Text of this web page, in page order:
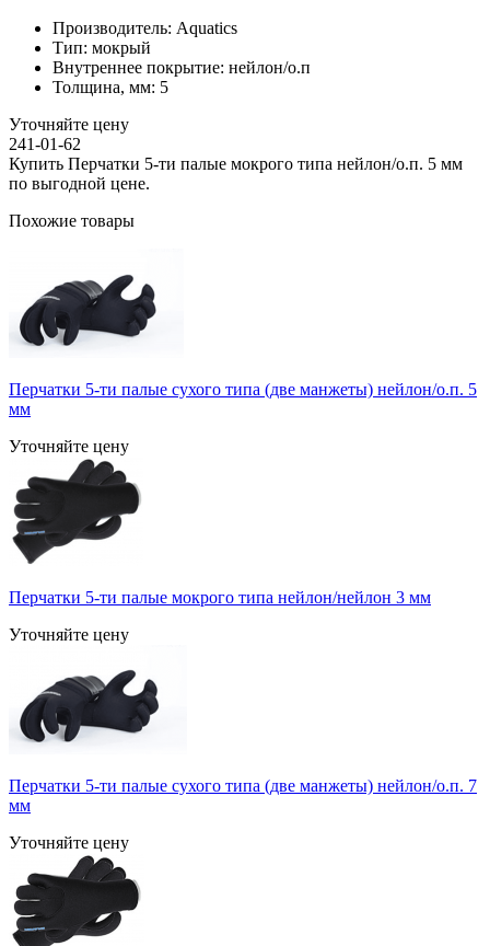
Производитель: Aquatics
Тип: мокрый
Внутреннее покрытие: нейлон/о.п
Толщина, мм: 5
Уточняйте цену
241-01-62
Купить Перчатки 5-ти палые мокрого типа нейлон/о.п. 5 мм
по выгодной цене.
Похожие товары
Перчатки 5-ти палые сухого типа (две манжеты) нейлон/о.п. 5
мм
Уточняйте цену
Перчатки 5-ти палые мокрого типа нейлон/нейлон 3 мм
Уточняйте цену
Перчатки 5-ти палые сухого типа (две манжеты) нейлон/о.п. 7
мм
Уточняйте цену